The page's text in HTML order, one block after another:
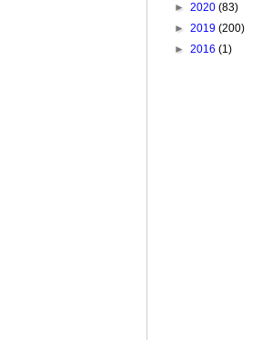
► 2020 (83)
► 2019 (200)
► 2016 (1)